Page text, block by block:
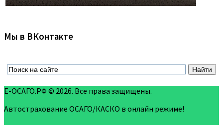
Мы в ВКонтакте
Е-ОСАГО.РФ © 2026. Все права защищены.
Автострахование ОСАГО/КАСКО в онлайн режиме!